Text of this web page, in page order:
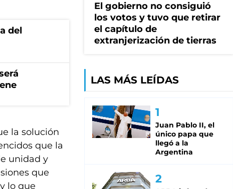
del
la solución
que la
unidad y
que
lo que
El gobierno no consiguió
los votos y tuvo que retirar
el capítulo de
extranjerización de tierras
LAS MÁS LEÍDAS
Juan Pablo II, el
único papa que
llegó a la
Argentina